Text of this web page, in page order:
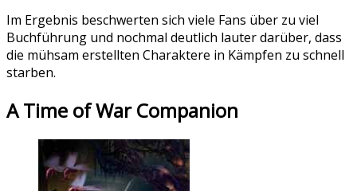
Im Ergebnis beschwerten sich viele Fans über zu viel
Buchführung und nochmal deutlich lauter darüber, dass
die mühsam erstellten Charaktere in Kämpfen zu schnell
starben.
A Time of War Companion